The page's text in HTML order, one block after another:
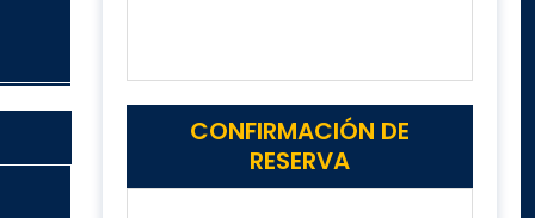
CONFIRMACIÓN DE
RESERVA